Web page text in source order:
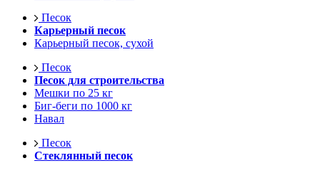
Песок
Карьерный песок
Карьерный песок, сухой
Песок
Песок для строительства
Мешки по 25 кг
Биг-беги по 1000 кг
Навал
Песок
Стеклянный песок